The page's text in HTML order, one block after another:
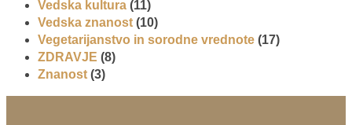
Vedska kultura (11)
Vedska znanost (10)
Vegetarijanstvo in sorodne vrednote (17)
ZDRAVJE (8)
Znanost (3)